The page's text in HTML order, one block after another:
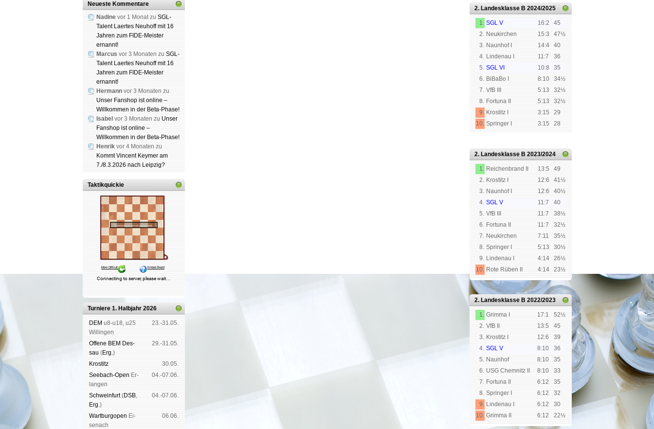
Neueste Kommentare
Nadine vor 1 Monat zu SGL-
Talent Laertes Neuhoff mit 16
Jahren zum FIDE-Meister
ernannt!
Marcus vor 3 Monaten zu SGL-
Talent Laertes Neuhoff mit 16
Jahren zum FIDE-Meister
ernannt!
Hermann vor 3 Monaten zu
Unser Fanshop ist online –
Willkommen in der Beta-Phase!
Isabel vor 3 Monaten zu Unser
Fanshop ist online –
Willkommen in der Beta-Phase!
Henrik vor 4 Monaten zu
Kommt Vincent Keymer am
7./8.3.2026 nach Leipzig?
Taktikquickie
Turniere 1. Halbjahr 2026
DEM u8-u18, u25
Wil­lin­gen
23.-31.05.
Offene BEM Des­
sau (Erg.)
29.-31.05.
Kros­titz
30.05.
See­bach-Open Er­
lan­gen
04.-07.06.
Schwein­furt(DSB,
Erg.)
04.-07.06.
Wart­burg­open Ei­
se­nach
06.06.
2. Landesklasse B 2024/2025
1. SGL V 16:2
45
2. Neukirchen 15:3
47½
3. Naunhof I 14:4
40
4. Lindenau I 11:7
36
5. SGL VI 10:8
35
6. BiBaBo I 8:10
34½
7. VfB III 5:13
32½
8. Fortuna II 5:13
32½
9. Krostitz I 3:15
29
10. Springer I 3:15 28
2. Landesklasse B 2023/2024
1. Reichenbrand II 13:5
49
2. Krostitz I 12:6
41½
3. Naunhof I 12:6
40½
4. SGL V 11:7
40
5. VfB III 11:7
38½
6. Fortuna II 11:7
32½
7. Neukirchen 7:11
35½
8. Springer I 5:13
30½
9. Lindenau I 4:14
26½
10. Rote Rüben II 4:14 23½
2. Landesklasse B 2022/2023
1. Grimma I 17:1
52½
2. VfB II 13:5
45
3. Krostitz I 12:6
39
4. SGL V 8:10
36
5. Naunhof 8:10
35
6. USG Chemnitz II 8:10
33
7. Fortuna II 6:12
35
8. Springer I 6:12
32
9. Lindenau I 6:12
30
10. Grimma II 6:12 22½